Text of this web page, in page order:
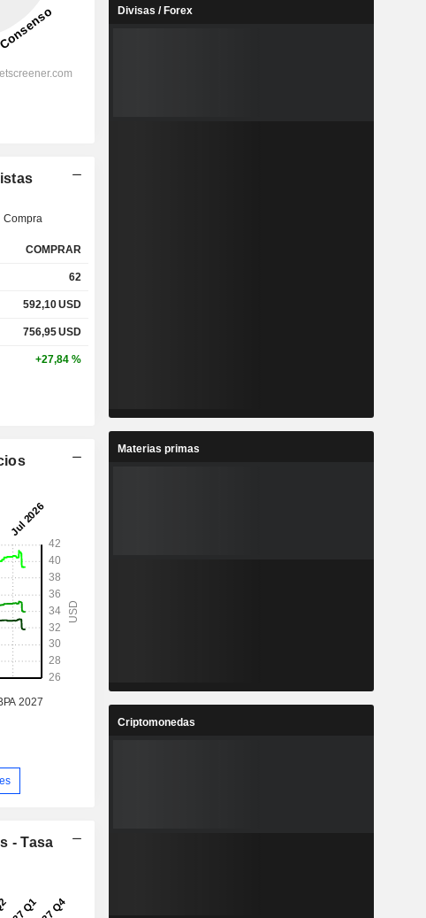
Compra
COMPRAR
62
592,10USD
756,95USD
+27,84 %
- Tasa
Divisas / Forex
Materias primas
Criptomonedas